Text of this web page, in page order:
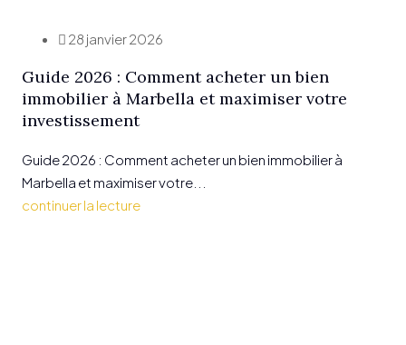
28 janvier 2026
Guide 2026 : Comment acheter un bien
immobilier à Marbella et maximiser votre
investissement
Guide 2026 : Comment acheter un bien immobilier à
Marbella et maximiser votre...
continuer la lecture